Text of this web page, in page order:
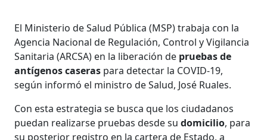
El Ministerio de Salud Pública (MSP) trabaja con la
Agencia Nacional de Regulación, Control y Vigilancia
Sanitaria (ARCSA) en la liberación de pruebas de
antígenos caseras para detectar la COVID-19,
según informó el ministro de Salud, José Ruales.
Con esta estrategia se busca que los ciudadanos
puedan realizarse pruebas desde sudomicilio, para
su posterior registro en la cartera de Estado, a